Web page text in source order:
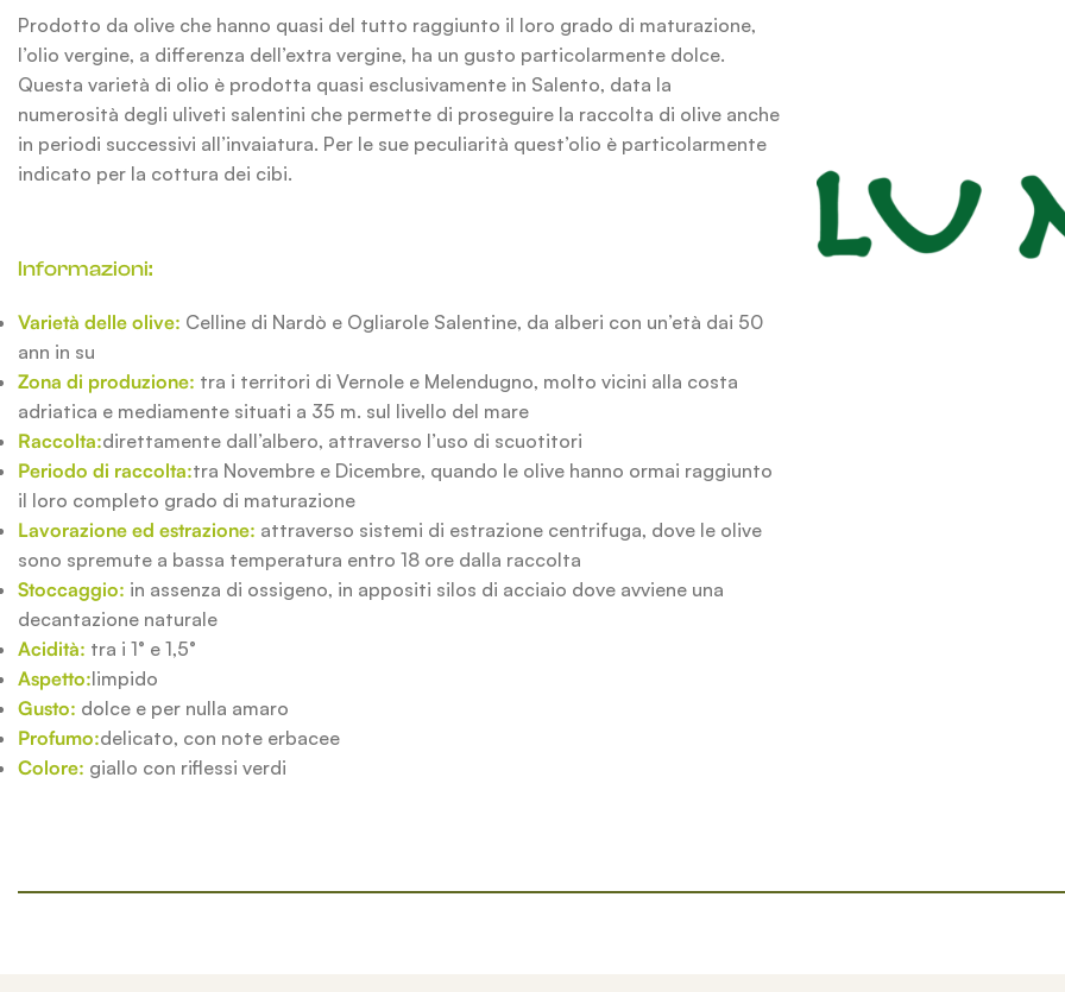
Prodotto da olive che hanno quasi del tutto raggiunto il loro grado di maturazione,
l’olio vergine, a differenza dell’extra vergine, ha un gusto particolarmente dolce.
Questa varietà di olio è prodotta quasi esclusivamente in Salento, data la
numerosità degli uliveti salentini che permette di proseguire la raccolta di olive anche
in periodi successivi all’invaiatura. Per le sue peculiarità quest’olio è particolarmente
indicato per la cottura dei cibi.
Informazioni:
Varietà delle olive: Celline di Nardò e Ogliarole Salentine, da alberi con un’età dai 50
ann in su
Zona di produzione: tra i territori di Vernole e Melendugno, molto vicini alla costa
adriatica e mediamente situati a 35 m. sul livello del mare
Raccolta:direttamente dall’albero, attraverso l’uso di scuotitori
Periodo di raccolta:tra Novembre e Dicembre, quando le olive hanno ormai raggiunto
il loro completo grado di maturazione
Lavorazione ed estrazione: attraverso sistemi di estrazione centrifuga, dove le olive
sono spremute a bassa temperatura entro 18 ore dalla raccolta
Stoccaggio: in assenza di ossigeno, in appositi silos di acciaio dove avviene una
decantazione naturale
Acidità: tra i 1° e 1,5°
Aspetto:limpido
Gusto: dolce e per nulla amaro
Profumo:delicato, con note erbacee
Colore: giallo con riflessi verdi